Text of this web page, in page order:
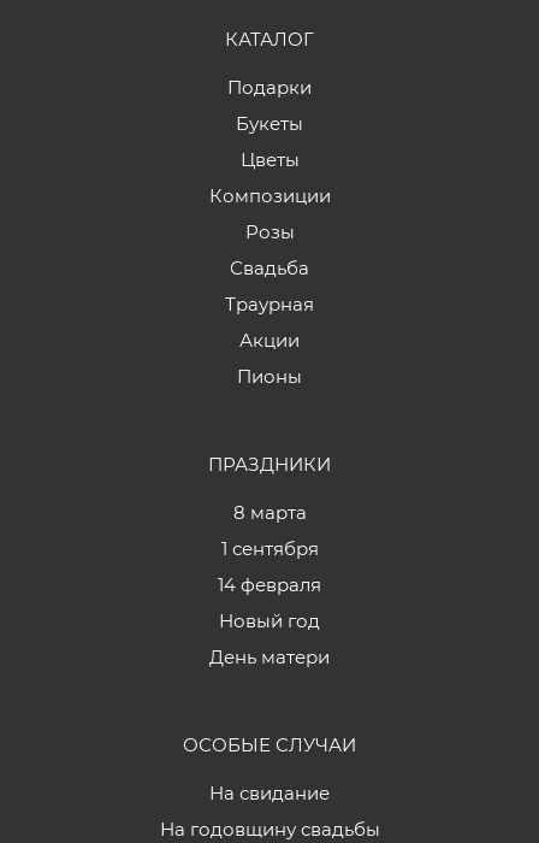
КАТАЛОГ
Подарки
Букеты
Цветы
Композиции
Розы
Свадьба
Траурная
Акции
Пионы
ПРАЗДНИКИ
8 марта
1 сентября
14 февраля
Новый год
День матери
ОСОБЫЕ СЛУЧАИ
На свидание
На годовщину свадьбы